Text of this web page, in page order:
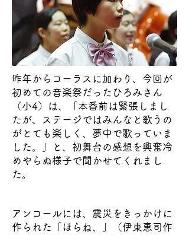
昨年からコーラスに加わり、今回が
初めての音楽祭だったひろみさん
（小4）は、「本番前は緊張しまし
たが、ステージではみんなと歌うの
がとても楽しく、夢中で歌っていま
した。」と、初舞台の感想を興奮冷
めやらぬ様子で聞かせてくれまし
た。
アンコールには、震災をきっかけに
作られた「ほらね、」（伊東恵司作